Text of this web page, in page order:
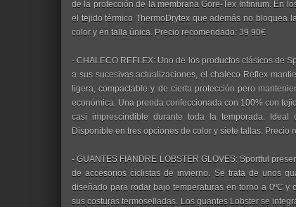
de la protección de la membrana Gore-Tex Infinium. En
el tejido térmico ThermoDrytex que además no bloquea
color y en talla única. Precio recomendado: 39,90€
- CHALECO REFLEX: Uno de los productos clásicos de
a sus sucesivas actualizaciones, el chaleco Reflex
ligera, compactable y de cierta protección pero
económica. Una prenda confeccionada con 100% con
casi imprescindible durante toda la temporada.
Disponible en tres opciones de color y siete tallas. Precio
- GUANTES FIANDRE LOBSTER GLOVES: Sportful
de accesorios ciclistas de invierno. Se trata de unos
diseñado para rodar bajo temperaturas en torno a 0ºC
sus costuras termoselladas. Los guantes Lobster se